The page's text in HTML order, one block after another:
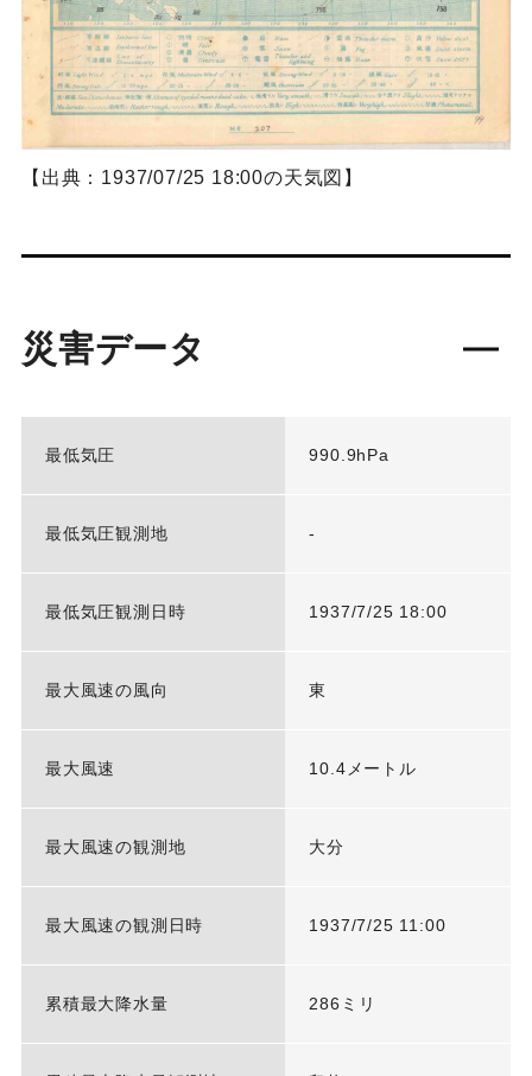
【出典：1937/07/25 18:00の天気図】
災害データ
最低気圧 990.9hPa
最低気圧観測地 -
最低気圧観測日時 1937/7/25 18:00
最大風速の風向 東
最大風速 10.4メートル
最大風速の観測地 大分
最大風速の観測日時 1937/7/25 11:00
累積最大降水量 286ミリ